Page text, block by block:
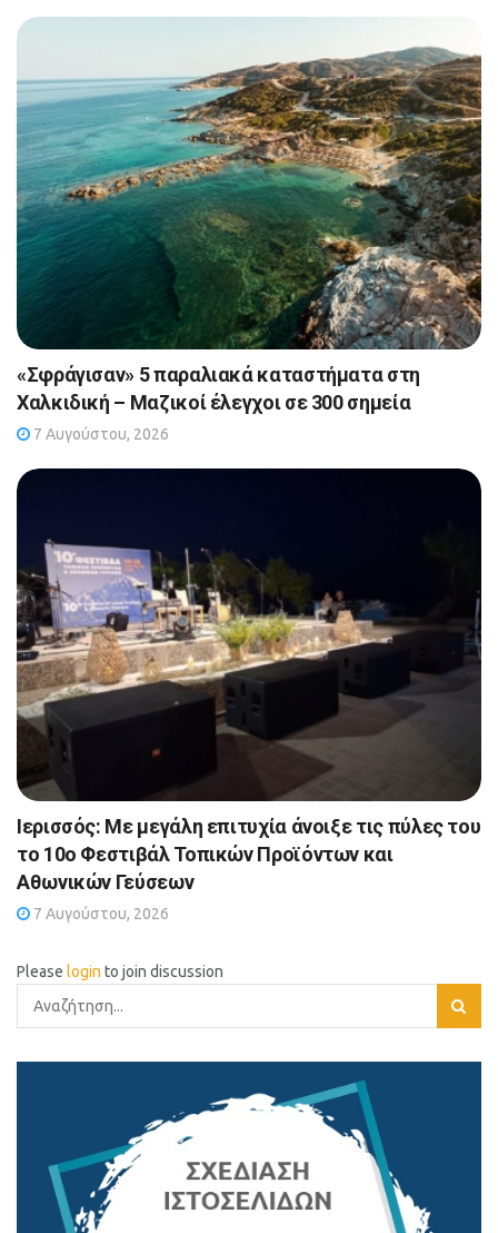
«Σφράγισαν» 5 παραλιακά καταστήματα στη
Χαλκιδική – Μαζικοί έλεγχοι σε 300 σημεία
7 Αυγούστου, 2026
Ιερισσός: Με μεγάλη επιτυχία άνοιξε τις πύλες του
το 10ο Φεστιβάλ Τοπικών Προϊόντων και
Αθωνικών Γεύσεων
7 Αυγούστου, 2026
Please login to join discussion